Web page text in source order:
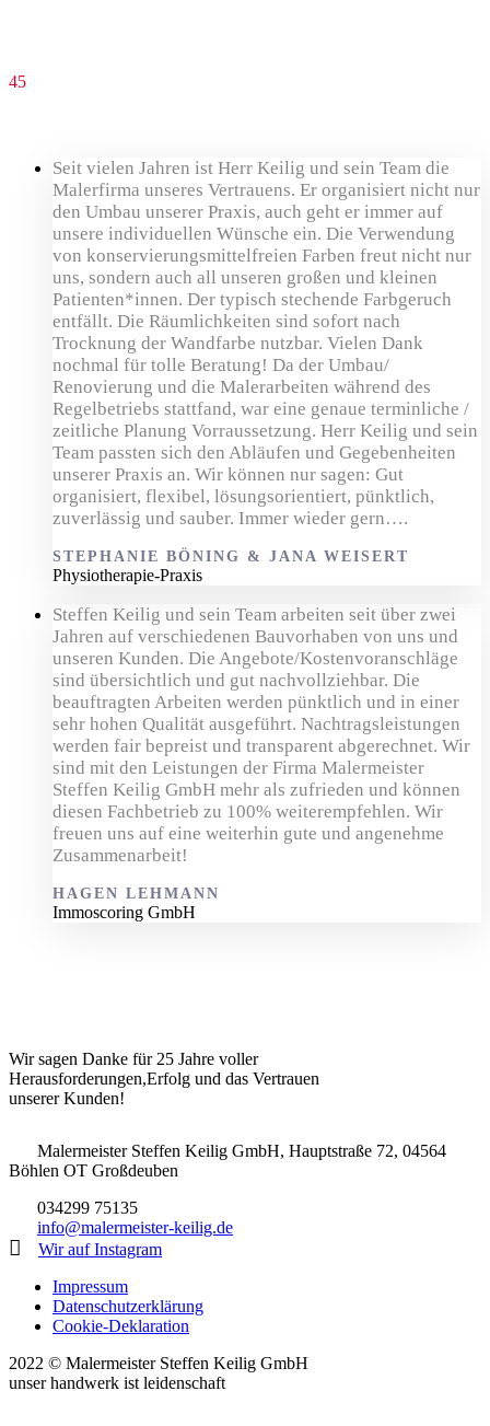
Seit vielen Jahren ist Herr Keilig und sein Team die
Malerfirma unseres Vertrauens. Er organisiert nicht nur
den Umbau unserer Praxis, auch geht er immer auf
unsere individuellen Wünsche ein. Die Verwendung
von konservierungsmittelfreien Farben freut nicht nur
uns, sondern auch all unseren großen und kleinen
Patienten*innen. Der typisch stechende Farbgeruch
entfällt. Die Räumlichkeiten sind sofort nach
Trocknung der Wandfarbe nutzbar. Vielen Dank
nochmal für tolle Beratung! Da der Umbau/
Renovierung und die Malerarbeiten während des
Regelbetriebs stattfand, war eine genaue terminliche /
zeitliche Planung Vorraussetzung. Herr Keilig und sein
Team passten sich den Abläufen und Gegebenheiten
unserer Praxis an. Wir können nur sagen: Gut
organisiert, flexibel, lösungsorientiert, pünktlich,
zuverlässig und sauber. Immer wieder gern….
STEPHANIE BÖNING & JANA WEISERT
Physiotherapie-Praxis
Steffen Keilig und sein Team arbeiten seit über zwei
Jahren auf verschiedenen Bauvorhaben von uns und
unseren Kunden. Die Angebote/Kostenvoranschläge
sind übersichtlich und gut nachvollziehbar. Die
beauftragten Arbeiten werden pünktlich und in einer
sehr hohen Qualität ausgeführt. Nachtragsleistungen
werden fair bepreist und transparent abgerechnet. Wir
sind mit den Leistungen der Firma Malermeister
Steffen Keilig GmbH mehr als zufrieden und können
diesen Fachbetrieb zu 100% weiterempfehlen. Wir
freuen uns auf eine weiterhin gute und angenehme
Zusammenarbeit!
HAGEN LEHMANN
Immoscoring GmbH
Wir sagen Danke für 25 Jahre voller
Herausforderungen,Erfolg und das Vertrauen
unserer Kunden!
Malermeister Steffen Keilig GmbH, Hauptstraße 72, 04564
Böhlen OT Großdeuben
034299 75135
info@malermeister-keilig.de
Wir auf Instagram
Impressum
Datenschutzerklärung
Cookie-Deklaration
2022 © Malermeister Steffen Keilig GmbH
unser handwerk ist leidenschaft